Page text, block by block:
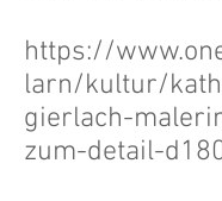
https://
larn/kultur/
gierlach-
zum-detail-